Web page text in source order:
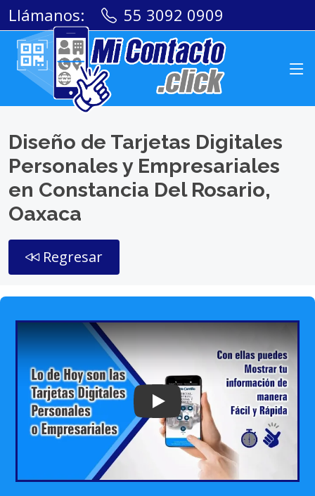
Llámanos: 55 3092 0909
Diseño de Tarjetas Digitales
Personales y Empresariales
en Constancia Del Rosario,
Oaxaca
Regresar
Play: Keynote (Google I/O '18)